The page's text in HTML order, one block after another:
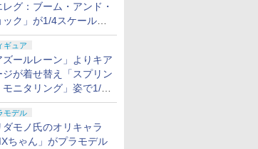
レグ：ブーム・アンド・
ック」が1/4スケールで
ギュア化！
ギュア
ズールレーン」よりキア
ジが着せ替え「スプリン
モニタリング」姿で1/6
ールフィギュア化！
モデル
ダモノ氏のオリキャラ
ちゃん」がプラモデル